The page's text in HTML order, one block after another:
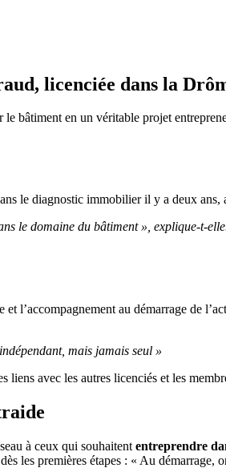
licenciée dans la
bâtiment en un véritable projet
le diagnostic immobilier il y a deux ans,
le domaine du bâtiment », explique-t-
l’accompagnement au démarrage de
mais jamais seul »
avec les autres licenciés et les
à ceux qui souhaitent entreprendre
les premières étapes : « Au démarrage,